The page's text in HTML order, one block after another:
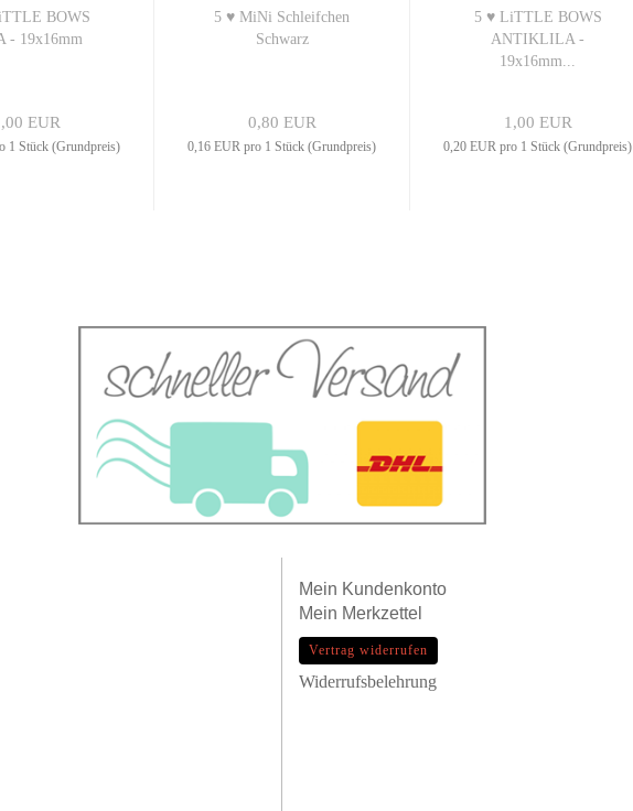
BOWS
- 19x16mm
EUR
1 Stück (Grundpreis)
5 ♥ MiNi Schleifchen
Schwarz
0,80 EUR
0,16 EUR pro 1 Stück (Grundpreis)
5 ♥ LiTTLE BOWS
ANTIKLILA -
19x16mm...
1,00 EUR
0,20 EUR pro 1 Stück (Grundpreis)
Mein Kundenkonto
Mein Merkzettel
Vertrag widerrufen
Widerrufsbelehrung